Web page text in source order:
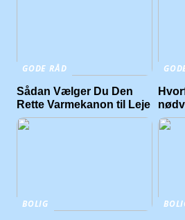
GODE RÅD
Sådan Vælger Du Den
Rette Varmekanon til Leje
BOLIG